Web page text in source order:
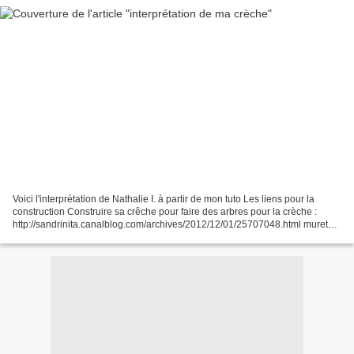
Voici l'interprétation de Nathalie I. à partir de mon tuto Les liens pour la
construction Construire sa crêche pour faire des arbres pour la crèche :
http://sandrinita.canalblog.com/archives/2012/12/01/25707048.html murets